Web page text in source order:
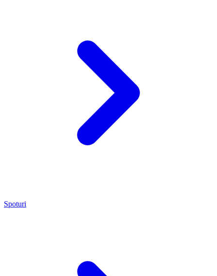
Spoturi